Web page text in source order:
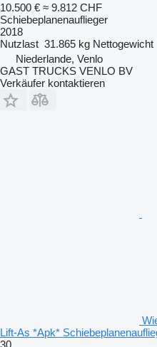
10.500 € ≈ 9.812 CHF
Schiebeplanenauflieger
2018
Nutzlast 31.865 kg Nettogewicht
Niederlande, Venlo
GAST TRUCKS VENLO BV
Verkäufer kontaktieren
Lift-As *Apk*
30